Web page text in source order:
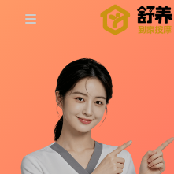
同城按摩
上门按摩
登录